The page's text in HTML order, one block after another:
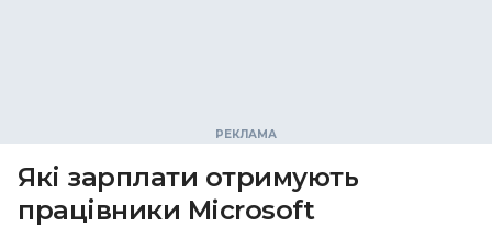
Які зарплати отримують
працівники Microsoft